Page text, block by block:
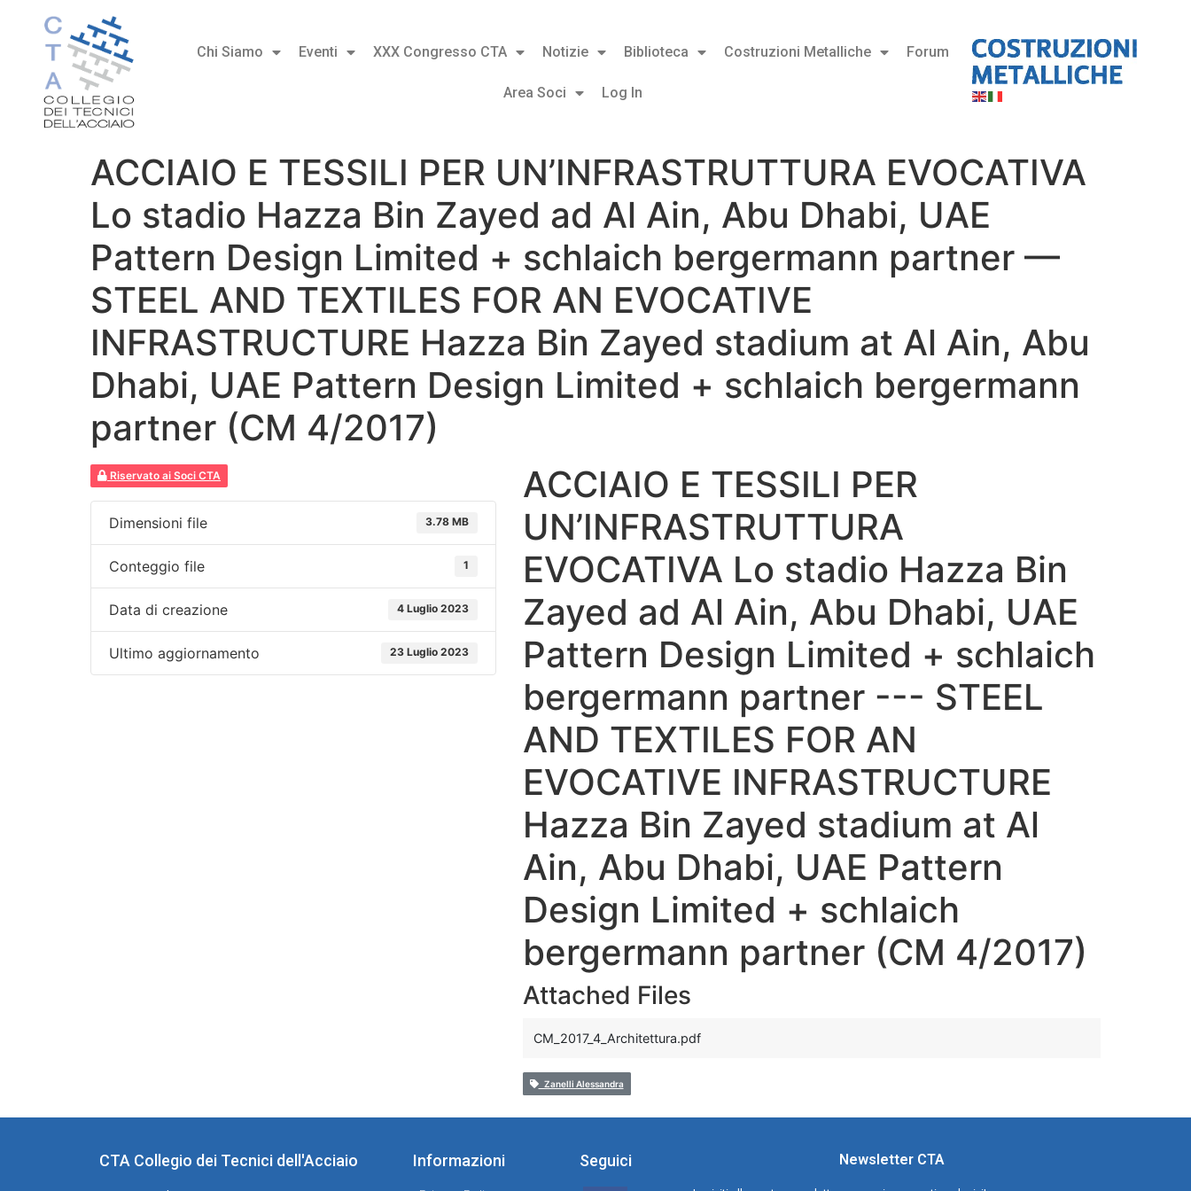
Chi Siamo Eventi XXX Congresso CTA Notizie Biblioteca Costruzioni Metalliche Forum
Area Soci Log In
ACCIAIO E TESSILI PER UN’INFRASTRUTTURA EVOCATIVA
Lo stadio Hazza Bin Zayed ad Al Ain, Abu Dhabi, UAE
Pattern Design Limited + schlaich bergermann partner —
STEEL AND TEXTILES FOR AN EVOCATIVE
INFRASTRUCTURE Hazza Bin Zayed stadium at Al Ain, Abu
Dhabi, UAE Pattern Design Limited + schlaich bergermann
partner (CM 4/2017)
Riservato ai Soci CTA
Dimensioni file 3.78 MB
Conteggio file 1
Data di creazione 4 Luglio 2023
Ultimo aggiornamento 23 Luglio 2023
ACCIAIO E TESSILI PER
UN’INFRASTRUTTURA
EVOCATIVA Lo stadio Hazza Bin
Zayed ad Al Ain, Abu Dhabi, UAE
Pattern Design Limited + schlaich
bergermann partner --- STEEL
AND TEXTILES FOR AN
EVOCATIVE INFRASTRUCTURE
Hazza Bin Zayed stadium at Al
Ain, Abu Dhabi, UAE Pattern
Design Limited + schlaich
bergermann partner (CM 4/2017)
Attached Files
CM_2017_4_Architettura.pdf
Zanelli Alessandra
CTA Collegio dei Tecnici dell'Acciaio Informazioni Seguici Newsletter CTA